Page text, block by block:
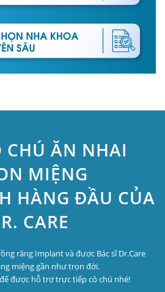
CHÚ ĂN NHAI
MIỆNG
HÀNG ĐẦU CỦA
CARE
răng Implant và được Bác sĩ Dr.Care
miệng gần như trọn đời.
được hỗ trợ trực tiếp cô chú nhé!